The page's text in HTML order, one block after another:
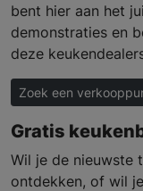
bent hier aan het
demonstraties en
deze
Zoek een
Gratis
Wil je de nieuwste
ontdekken, of wil